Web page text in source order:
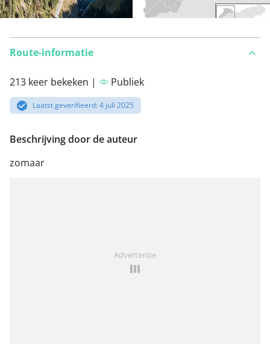
Route-informatie
213 keer bekeken | Publiek
Laatst geverifieerd: 4 juli 2025
Beschrijving door de auteur
zomaar
Advertentie